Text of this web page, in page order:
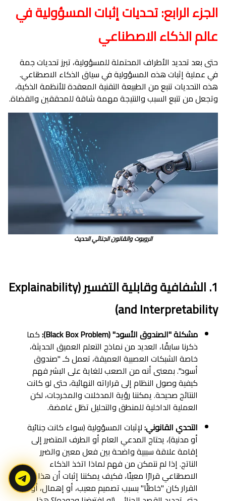
الجزء الرابع: تحديات إثبات المسؤولية في
عالم الذكاء الاصطناعي
حتى بعد تحديد الأطراف المحتملة للمسؤولية، تبرز تحديات جمة
في عملية إثبات هذه المسؤولية في سياق الذكاء الاصطناعي.
هذه التحديات تنبع من الطبيعة التقنية المعقدة للأنظمة الذكية،
وتجعل من تتبع السبب والنتيجة مهمة شاقة للمحققين والقضاة.
الروبوت والقانون الجنائي الحديث
1. الشفافية وقابلية التفسير (Explainability
and Interpretability)
مشكلة "الصندوق الأسود" (Black Box Problem):
كما
ذكرنا سابقًا، العديد من نماذج التعلم العميق الحديثة،
خاصة الشبكات العصبية العميقة، تعمل كـ "صندوق
أسود". بمعنى أنه من الصعب للغاية على البشر فهم
كيفية وصول النظام إلى قراراته النهائية، حتى لو كانت
النتائج صحيحة. يمكننا رؤية المدخلات والمخرجات، لكن
العملية الداخلية للمنطق والتحليل تظل غامضة.
التحدي القانوني:لإثبات المسؤولية (سواء كانت جنائية
أو مدنية)، يحتاج المدعي العام أو الطرف المتضرر إلى
إقامة علاقة سببية واضحة بين فعل معين والضرر
الناتج. إذا لم نتمكن من فهم لماذا اتخذ الذكاء
الاصطناعي قرارًا معينًا، فكيف يمكننا إثبات أن هذا
القرار كان "خاطئًا" بسبب تصميم معيب، أو إهمال، أو